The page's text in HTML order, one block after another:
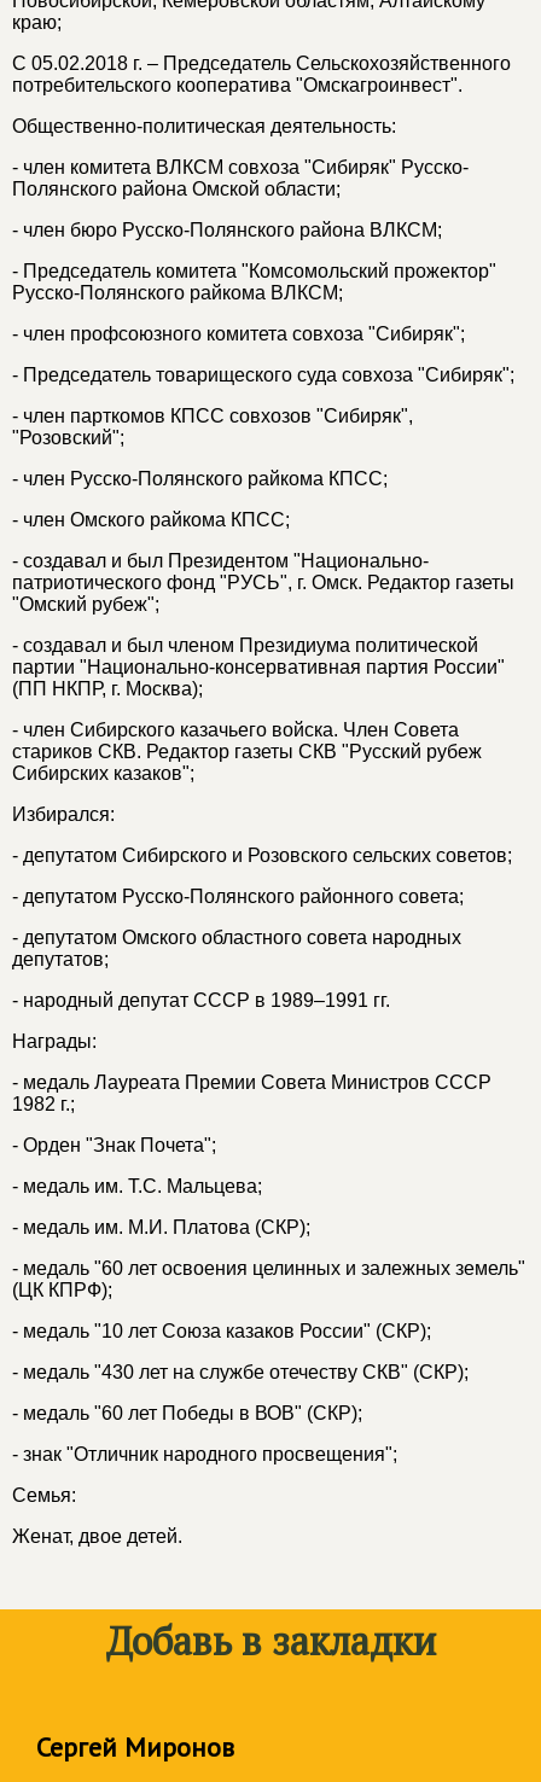
краю;
С 05.02.2018 г. – Председатель Сельскохозяйственного
потребительского кооператива "Омскагроинвест".
Общественно-политическая деятельность:
- член комитета ВЛКСМ совхоза "Сибиряк" Русско-
Полянского района Омской области;
- член бюро Русско-Полянского района ВЛКСМ;
- Председатель комитета "Комсомольский прожектор"
Русско-Полянского райкома ВЛКСМ;
- член профсоюзного комитета совхоза "Сибиряк";
- Председатель товарищеского суда совхоза "Сибиряк";
- член парткомов КПСС совхозов "Сибиряк",
"Розовский";
- член Русско-Полянского райкома КПСС;
- член Омского райкома КПСС;
- создавал и был Президентом "Национально-
патриотического фонд "РУСЬ", г. Омск. Редактор газеты
"Омский рубеж";
- создавал и был членом Президиума политической
партии "Национально-консервативная партия России"
(ПП НКПР, г. Москва);
- член Сибирского казачьего войска. Член Совета
стариков СКВ. Редактор газеты СКВ "Русский рубеж
Сибирских казаков";
Избирался:
- депутатом Сибирского и Розовского сельских советов;
- депутатом Русско-Полянского районного совета;
- депутатом Омского областного совета народных
депутатов;
- народный депутат СССР в 1989–1991 гг.
Награды:
- медаль Лауреата Премии Совета Министров СССР
1982 г.;
- Орден "Знак Почета";
- медаль им. Т.С. Мальцева;
- медаль им. М.И. Платова (СКР);
- медаль "60 лет освоения целинных и залежных земель"
(ЦК КПРФ);
- медаль "10 лет Союза казаков России" (СКР);
- медаль "430 лет на службе отечеству СКВ" (СКР);
- медаль "60 лет Победы в ВОВ" (СКР);
- знак "Отличник народного просвещения";
Семья:
Женат, двое детей.
Добавь в закладки
Сергей Миронов